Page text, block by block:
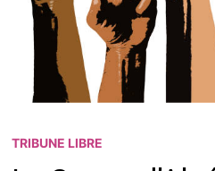
TRIBUNE LIBRE